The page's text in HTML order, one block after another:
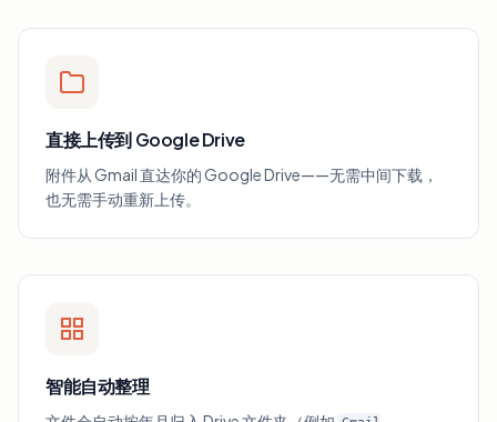
直接上传到 Google Drive
附件从 Gmail 直达你的 Google Drive——无需中间下载，
也无需手动重新上传。
智能自动整理